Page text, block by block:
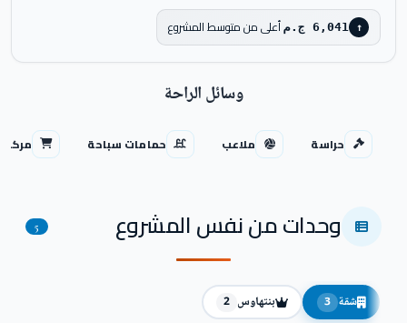
↑ 6,041 ج.م أعلى من متوسط المشروع
وسائل الراحة
حراسة ملاعب حمامات سباحة مركز
وحدات من نفس المشروع 5
شقة 3 بنتهاوس 2